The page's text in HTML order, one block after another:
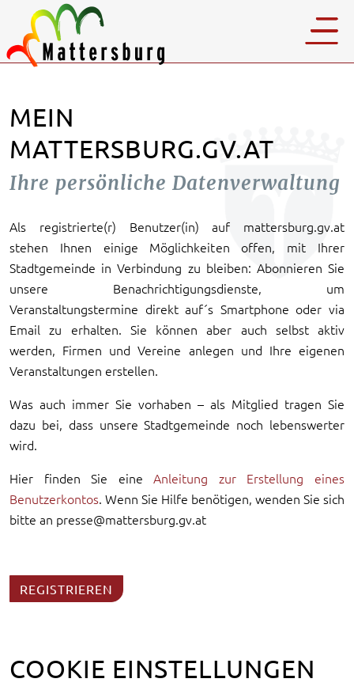
MEIN
MATTERSBURG.GV.AT
Ihre persönliche Datenverwaltung
Als registrierte(r) Benutzer(in) auf mattersburg.gv.at
stehen Ihnen einige Möglichkeiten offen, mit Ihrer
Stadtgemeinde in Verbindung zu bleiben: Abonnieren Sie
unsere Benachrichtigungsdienste, um
Veranstaltungstermine direkt auf´s Smartphone oder via
Email zu erhalten. Sie können aber auch selbst aktiv
werden, Firmen und Vereine anlegen und Ihre eigenen
Veranstaltungen erstellen.
Was auch immer Sie vorhaben – als Mitglied tragen Sie
dazu bei, dass unsere Stadtgemeinde noch lebenswerter
wird.
Hier finden Sie eineAnleitung zur Erstellung eines
Benutzerkontos. Wenn Sie Hilfe benötigen, wenden Sie sich
bitte an presse@mattersburg.gv.at
REGISTRIEREN
COOKIE EINSTELLUNGEN